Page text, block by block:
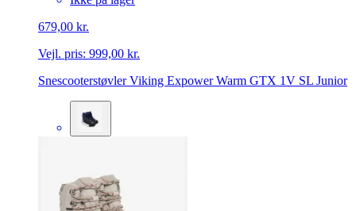
679,00 kr.
Vejl. pris: 999,00 kr.
Snescooterstøvler Viking Expower Warm GTX 1V SL Junior